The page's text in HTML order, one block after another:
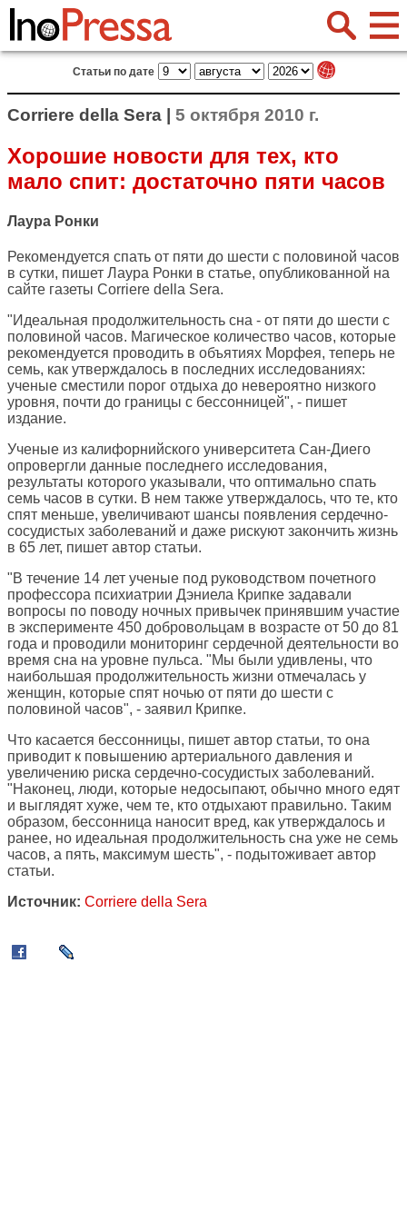
Статьи по дате
Corriere della Sera | 5 октября 2010 г.
Хорошие новости для тех, кто
мало спит: достаточно пяти часов
Лаура Ронки
Рекомендуется спать от пяти до шести с половиной часов
в сутки, пишет Лаура Ронки в статье, опубликованной на
сайте газеты Corriere della Sera.
"Идеальная продолжительность сна - от пяти до шести с
половиной часов. Магическое количество часов, которые
рекомендуется проводить в объятиях Морфея, теперь не
семь, как утверждалось в последних исследованиях:
ученые сместили порог отдыха до невероятно низкого
уровня, почти до границы с бессонницей", - пишет
издание.
Ученые из калифорнийского университета Сан-Диего
опровергли данные последнего исследования,
результаты которого указывали, что оптимально спать
семь часов в сутки. В нем также утверждалось, что те, кто
спят меньше, увеличивают шансы появления сердечно-
сосудистых заболеваний и даже рискуют закончить жизнь
в 65 лет, пишет автор статьи.
"В течение 14 лет ученые под руководством почетного
профессора психиатрии Дэниела Крипке задавали
вопросы по поводу ночных привычек принявшим участие
в эксперименте 450 добровольцам в возрасте от 50 до 81
года и проводили мониторинг сердечной деятельности во
время сна на уровне пульса. "Мы были удивлены, что
наибольшая продолжительность жизни отмечалась у
женщин, которые спят ночью от пяти до шести с
половиной часов", - заявил Крипке.
Что касается бессонницы, пишет автор статьи, то она
приводит к повышению артериального давления и
увеличению риска сердечно-сосудистых заболеваний.
"Наконец, люди, которые недосыпают, обычно много едят
и выглядят хуже, чем те, кто отдыхают правильно. Таким
образом, бессонница наносит вред, как утверждалось и
ранее, но идеальная продолжительность сна уже не семь
часов, а пять, максимум шесть", - подытоживает автор
статьи.
Источник: Corriere della Sera